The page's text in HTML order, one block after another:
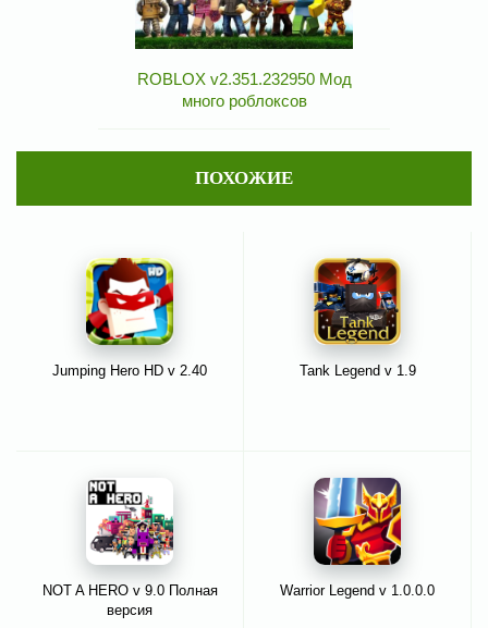
ROBLOX v2.351.232950 Мод
много роблоксов
ПОХОЖИЕ
Jumping Hero HD v 2.40 Tank Legend v 1.9
NOT A HERO v 9.0 Полная
версия
Warrior Legend v 1.0.0.0